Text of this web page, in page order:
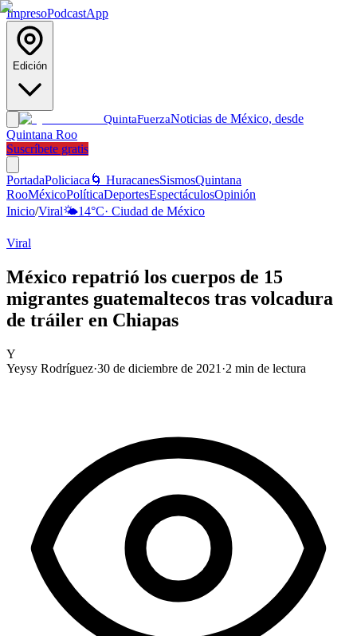
ImpresoPodcastApp
Edición
QuintaFuerzaNoticias de México, desde
Quintana Roo
Suscríbete gratis
PortadaPoliciaca 🌀 HuracanesSismosQuintana
RooMéxicoPolíticaDeportesEspectáculosOpinión
Inicio/Viral🌤️14°C· Ciudad de México
Viral
México repatrió los cuerpos de 15
migrantes guatemaltecos tras volcadura
de tráiler en Chiapas
Y
Yeysy Rodríguez·30 de diciembre de 2021 ·2 min de lectura